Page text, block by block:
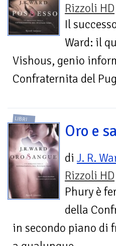
Rizzoli HD
Il
Ward: il
Vishous, genio
Confraternita del
LIBRI
Oro e
di J. R.
Rizzoli HD
Phury è
della
in secondo piano di